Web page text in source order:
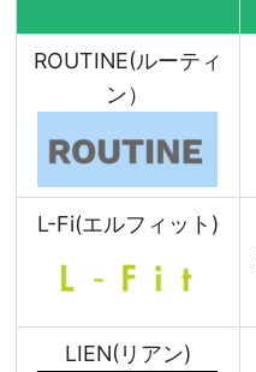
ROUTINE(ルーティ
ン）
L-Fi(エルフィット)
LIEN(リアン)